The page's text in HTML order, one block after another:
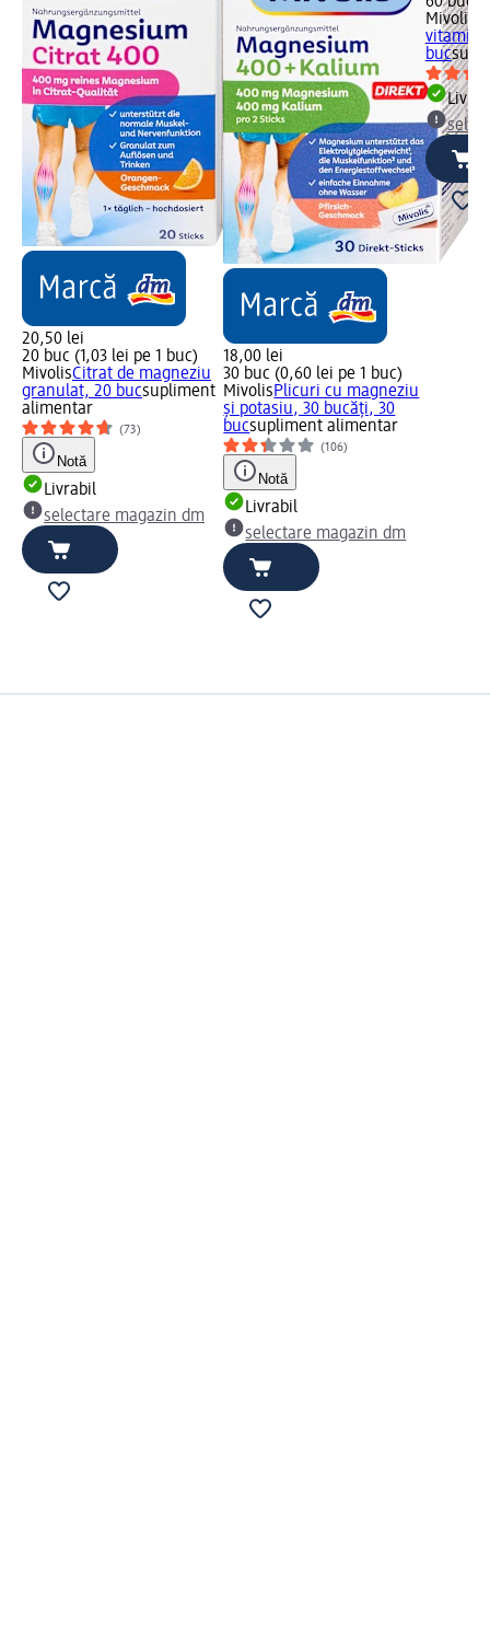
20,50 lei
20 buc (1,03 lei pe 1 buc)
MivolisCitrat de magneziu
granulat, 20 bucsupliment
alimentar
(73)
Notă
Livrabil
selectare magazin dm
18,00 lei
30 buc (0,60 lei pe 1 buc)
MivolisPlicuri cu magneziu
și potasiu, 30 bucăți, 30
bucsupliment alimentar
(106)
Notă
Livrabil
selectare magazin dm
Mivolis
buc